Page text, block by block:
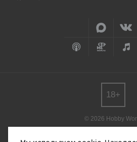
© 2026 Hobby
редакции.
18+